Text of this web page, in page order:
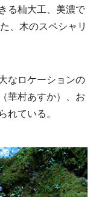
る杣大工、美濃で
、木のスペシャリ
なロケーションの
華村あすか）、お
ている。